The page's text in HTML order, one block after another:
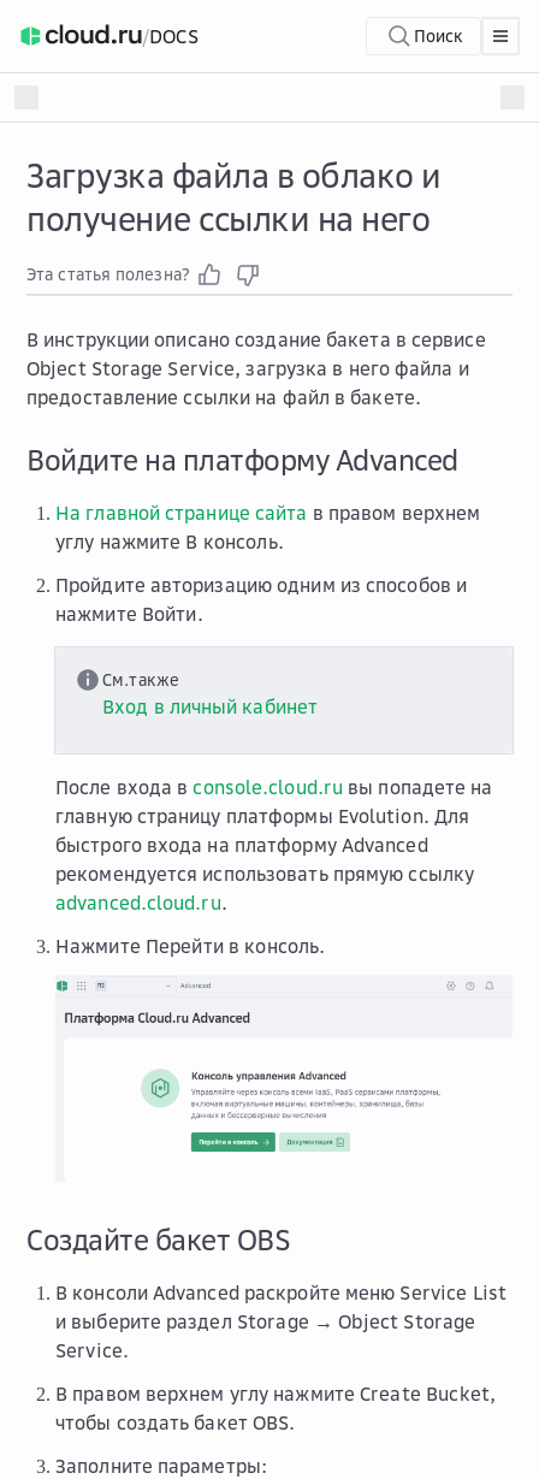
/DOCS Поиск
Загрузка файла в облако и
получение ссылки на него
Эта статья полезна?
В инструкции описано создание бакета в сервисе
Object Storage Service, загрузка в него файла и
предоставление ссылки на файл в бакете.
Войдите на платформу Advanced
На главной странице сайта в правом верхнем
углу нажмите В консоль.
Пройдите авторизацию одним из способов и
нажмите Войти.
См.также
Вход в личный кабинет
После входа вconsole.cloud.ru вы попадете на
главную страницу платформы Evolution. Для
быстрого входа на платформу Advanced
рекомендуется использовать прямую ссылку
advanced.cloud.ru.
Нажмите Перейти в консоль.
Создайте бакет OBS
В консоли Advanced раскройте меню Service List
и выберите раздел Storage → Object Storage
Service.
В правом верхнем углу нажмите Create Bucket,
чтобы создать бакет OBS.
Заполните параметры: